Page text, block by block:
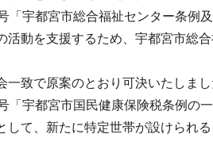
宇都宮市総合福祉センター条例
活動を支援するため、宇都宮市総
致で原案のとおり可決いたしまし
宇都宮市国民健康保険税条例の
して、新たに特定世帯が設けられ